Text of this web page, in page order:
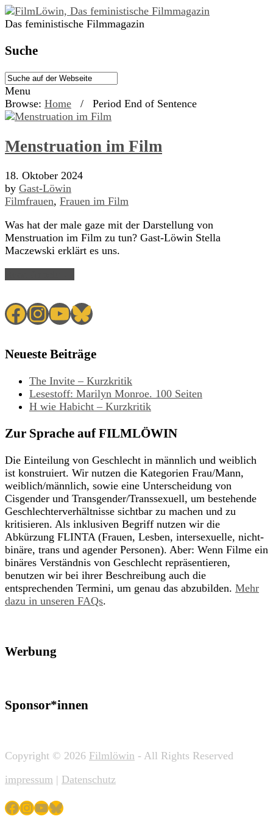
Das feministische Filmmagazin
Suche
Menu
Browse: Home / Period End of Sentence
Menstruation im Film
18. Oktober 2024
by Gast-Löwin
Filmfrauen, Frauen im Film
Was hat der male gaze mit der Darstellung von
Menstruation im Film zu tun? Gast-Löwin Stella
Maczewski erklärt es uns.
Facebook
Instagram
YouTube
Bluesky
Neueste Beiträge
The Invite – Kurzkritik
Lesestoff: Marilyn Monroe. 100 Seiten
H wie Habicht – Kurzkritik
Zur Sprache auf FILMLÖWIN
Die Einteilung von Geschlecht in männlich und weiblich
ist konstruiert. Wir nutzen die Kategorien Frau/Mann,
weiblich/männlich, sowie eine Unterscheidung von
Cisgender und Transgender/Transsexuell, um bestehende
Geschlechterverhältnisse sichtbar zu machen und zu
kritisieren. Als inklusiven Begriff nutzen wir die
Abkürzung FLINTA (Frauen, Lesben, intersexuelle, nicht-
binäre, trans und agender Personen). Aber: Wenn Filme ein
binäres Verständnis von Geschlecht repräsentieren,
benutzen wir bei ihrer Beschreibung auch die
entsprechenden Termini, um genau das abzubilden. Mehr
dazu in unseren FAQs.
Werbung
Sponsor*innen
Copyright © 2026 Filmlöwin - All Rights Reserved
impressum | Datenschutz
Facebook
Instagram
YouTube
Bluesky